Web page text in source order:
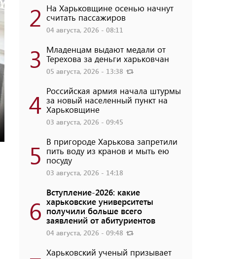
2 На Харьковщине осенью начнут
считать пассажиров
04 августа, 2026 - 08:11
3 Младенцам выдают медали от
Терехова за деньги харьковчан
05 августа, 2026 - 13:38
4 Российская армия начала штурмы
за новый населенный пункт на
Харьковщине
03 августа, 2026 - 09:45
5 В пригороде Харькова запретили
пить воду из кранов и мыть ею
посуду
03 августа, 2026 - 14:18
6
Вступление-2026: какие
харьковские университеты
получили больше всего
заявлений от абитуриентов
04 августа, 2026 - 09:48
Харьковский ученый призывает